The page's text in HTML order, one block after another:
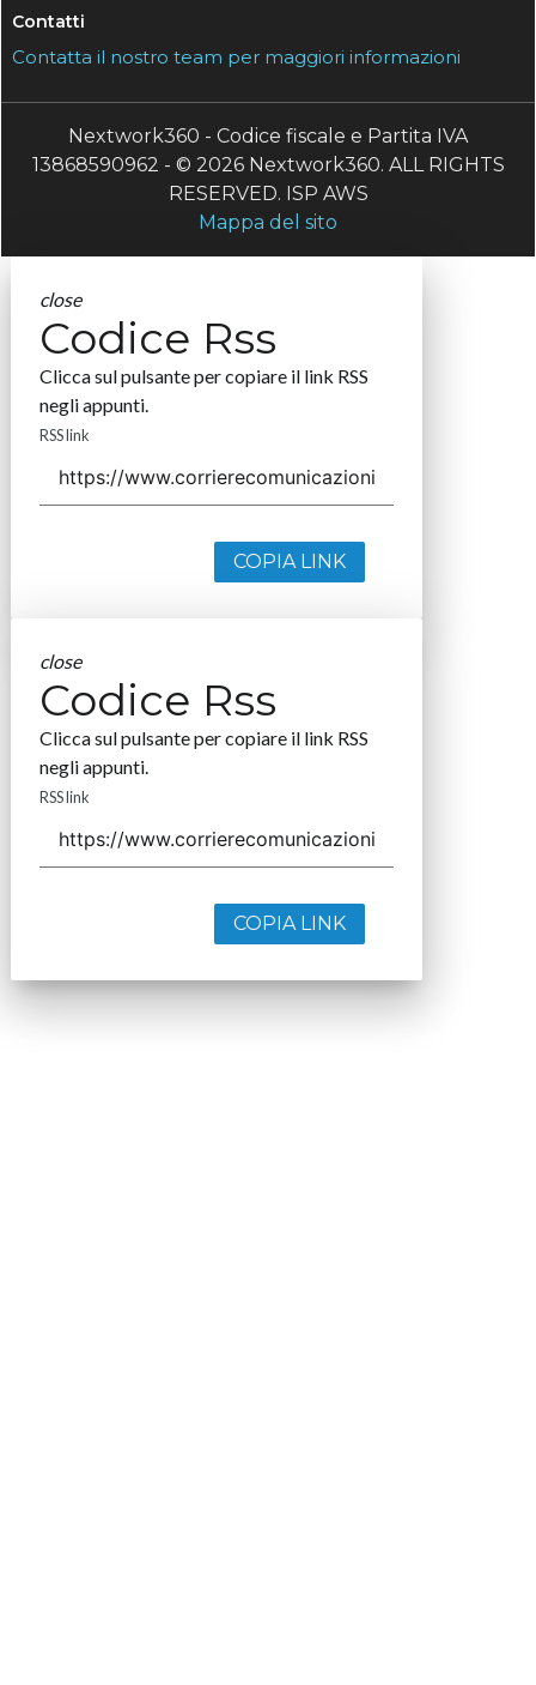
Contatti
Contatta il nostro team per maggiori informazioni
Nextwork360 - Codice fiscale e Partita IVA
13868590962 - © 2026 Nextwork360. ALL RIGHTS
RESERVED. ISP AWS
Mappa del sito
close
Codice Rss
Clicca sul pulsante per copiare il link RSS
negli appunti.
RSS link
COPIA LINK
close
Codice Rss
Clicca sul pulsante per copiare il link RSS
negli appunti.
RSS link
COPIA LINK